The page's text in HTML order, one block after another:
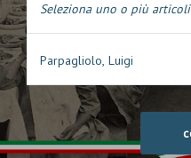
Seleziona uno o più articoli
Parpagliolo, Luigi